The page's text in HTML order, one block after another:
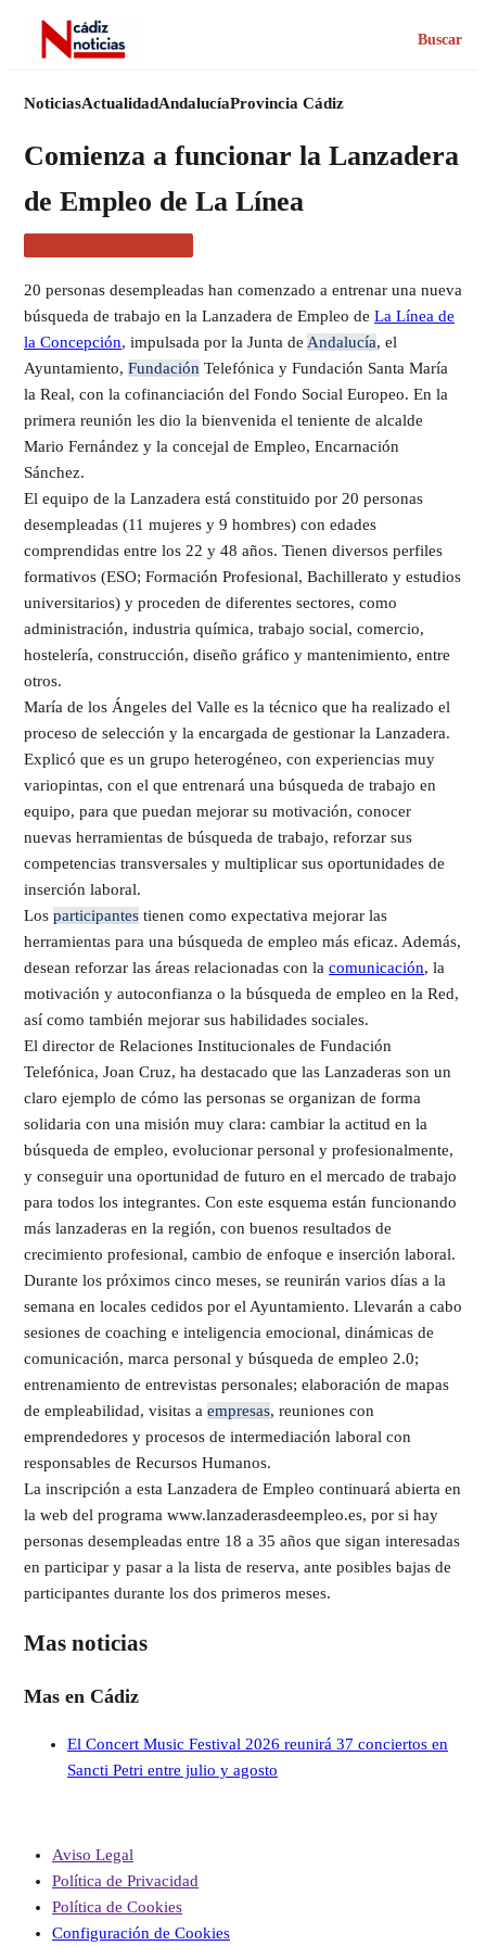
Buscar
NoticiasActualidadAndalucíaProvincia Cádiz
Comienza a funcionar la Lanzadera
de Empleo de La Línea
20 personas desempleadas han comenzado a entrenar una nueva
búsqueda de trabajo en la Lanzadera de Empleo de La Línea de
la Concepción, impulsada por la Junta de Andalucía, el
Ayuntamiento, Fundación Telefónica y Fundación Santa María
la Real, con la cofinanciación del Fondo Social Europeo. En la
primera reunión les dio la bienvenida el teniente de alcalde
Mario Fernández y la concejal de Empleo, Encarnación
Sánchez.
El equipo de la Lanzadera está constituido por 20 personas
desempleadas (11 mujeres y 9 hombres) con edades
comprendidas entre los 22 y 48 años. Tienen diversos perfiles
formativos (ESO; Formación Profesional, Bachillerato y estudios
universitarios) y proceden de diferentes sectores, como
administración, industria química, trabajo social, comercio,
hostelería, construcción, diseño gráfico y mantenimiento, entre
otros.
María de los Ángeles del Valle es la técnico que ha realizado el
proceso de selección y la encargada de gestionar la Lanzadera.
Explicó que es un grupo heterogéneo, con experiencias muy
variopintas, con el que entrenará una búsqueda de trabajo en
equipo, para que puedan mejorar su motivación, conocer
nuevas herramientas de búsqueda de trabajo, reforzar sus
competencias transversales y multiplicar sus oportunidades de
inserción laboral.
Los participantes tienen como expectativa mejorar las
herramientas para una búsqueda de empleo más eficaz. Además,
desean reforzar las áreas relacionadas con la comunicación, la
motivación y autoconfianza o la búsqueda de empleo en la Red,
así como también mejorar sus habilidades sociales.
El director de Relaciones Institucionales de Fundación
Telefónica, Joan Cruz, ha destacado que las Lanzaderas son un
claro ejemplo de cómo las personas se organizan de forma
solidaria con una misión muy clara: cambiar la actitud en la
búsqueda de empleo, evolucionar personal y profesionalmente,
y conseguir una oportunidad de futuro en el mercado de trabajo
para todos los integrantes. Con este esquema están funcionando
más lanzaderas en la región, con buenos resultados de
crecimiento profesional, cambio de enfoque e inserción laboral.
Durante los próximos cinco meses, se reunirán varios días a la
semana en locales cedidos por el Ayuntamiento. Llevarán a cabo
sesiones de coaching e inteligencia emocional, dinámicas de
comunicación, marca personal y búsqueda de empleo 2.0;
entrenamiento de entrevistas personales; elaboración de mapas
de empleabilidad, visitas a empresas, reuniones con
emprendedores y procesos de intermediación laboral con
responsables de Recursos Humanos.
La inscripción a esta Lanzadera de Empleo continuará abierta en
la web del programa www.lanzaderasdeempleo.es, por si hay
personas desempleadas entre 18 a 35 años que sigan interesadas
en participar y pasar a la lista de reserva, ante posibles bajas de
participantes durante los dos primeros meses.
Mas noticias
Mas en Cádiz
El Concert Music Festival 2026 reunirá 37 conciertos en
Sancti Petri entre julio y agosto
Aviso Legal
Política de Privacidad
Política de Cookies
Configuración de Cookies